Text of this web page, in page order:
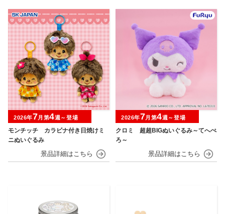
モンチッチ カラビナ付き日焼けミ
ニぬいぐるみ
2026年7月第4週～登場
クロミ 超超BIGぬいぐるみ～てへぺ
ろ～
2026年7月第4週～登場